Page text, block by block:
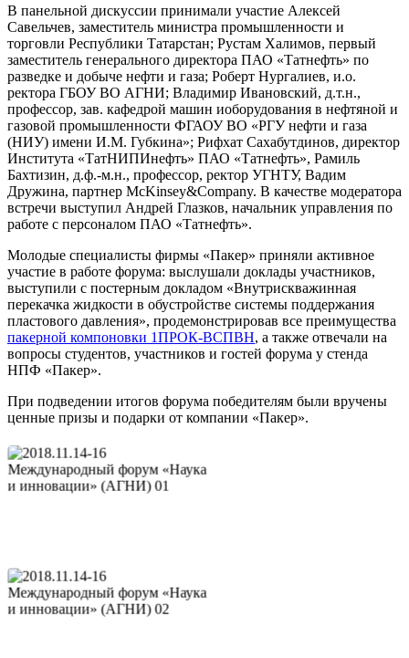
В панельной дискуссии принимали участие Алексей
Савельчев, заместитель министра промышленности и
торговли Республики Татарстан; Рустам Халимов, первый
заместитель генерального директора ПАО «Татнефть» по
разведке и добыче нефти и газа; Роберт Нургалиев, и.о.
ректора ГБОУ ВО АГНИ; Владимир Ивановский, д.т.н.,
профессор, зав. кафедрой машин иоборудования в нефтяной и
газовой промышленности ФГАОУ ВО «РГУ нефти и газа
(НИУ) имени И.М. Губкина»; Рифхат Сахабутдинов, директор
Института «ТатНИПИнефть» ПАО «Татнефть», Рамиль
Бахтизин, д.ф.-м.н., профессор, ректор УГНТУ, Вадим
Дружина, партнер McKinsey&Company. В качестве модератора
встречи выступил Андрей Глазков, начальник управления по
работе с персоналом ПАО «Татнефть».
Молодые специалисты фирмы «Пакер» приняли активное
участие в работе форума: выслушали доклады участников,
выступили c постерным докладом «Внутрискважинная
перекачка жидкости в обустройстве системы поддержания
пластового давления», продемонстрировав все преимущества
пакерной компоновки 1ПРОК-ВСПВН, а также отвечали на
вопросы студентов, участников и гостей форума у стенда
НПФ «Пакер».
При подведении итогов форума победителям были вручены
ценные призы и подарки от компании «Пакер».